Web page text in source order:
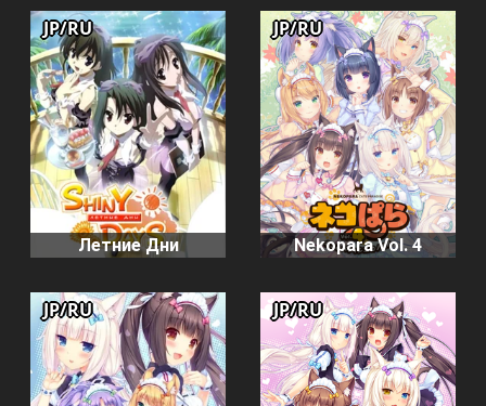
Летние Дни
JP/RU
Nekopara Vol. 4
JP/RU
JP/RU JP/RU